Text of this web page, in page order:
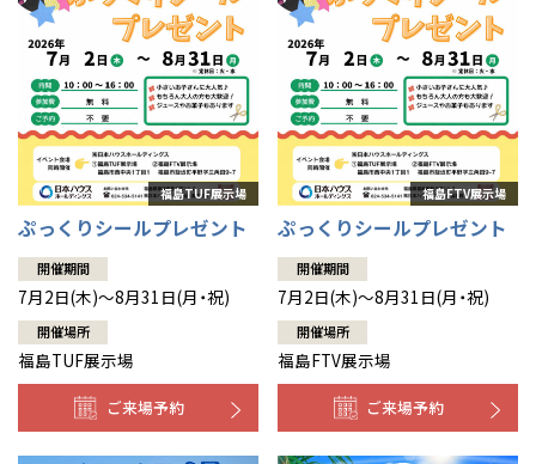
ぷっくりシールプレゼント
開催期間
7月2日(木)～8月31日(月・祝)
開催場所
福島TUF展示場
ご来場予約
ぷっくりシールプレゼント
開催期間
7月2日(木)～8月31日(月・祝)
開催場所
福島FTV展示場
ご来場予約